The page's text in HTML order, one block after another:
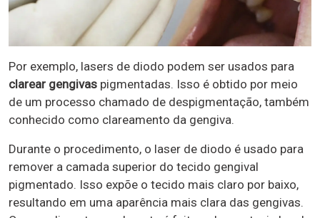
Por exemplo, lasers de diodo podem ser usados ​​para
clarear gengivas pigmentadas. Isso é obtido por meio
de um processo chamado de despigmentação, também
conhecido como clareamento da gengiva.
Durante o procedimento, o laser de diodo é usado para
remover a camada superior do tecido gengival
pigmentado. Isso expõe o tecido mais claro por baixo,
resultando em uma aparência mais clara das gengivas.